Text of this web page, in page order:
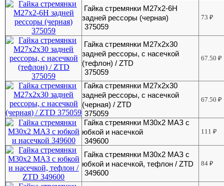
Гайка стремянки М27х2-6Н
задней рессоры (черная)
375059
73₽
Гайка стремянки М27х2х30
задней рессоры, с насечкой
(тефлон) / ZTD
375059
67.50₽
Гайка стремянки М27х2х30
задней рессоры, с насечкой
(черная) / ZTD
375059
67.50₽
Гайка стремянки М30х2 МАЗ с
юбкой и насечкой
349600
111₽
Гайка стремянки М30х2 МАЗ с
юбкой и насечкой, тефлон / ZTD
349600
84₽